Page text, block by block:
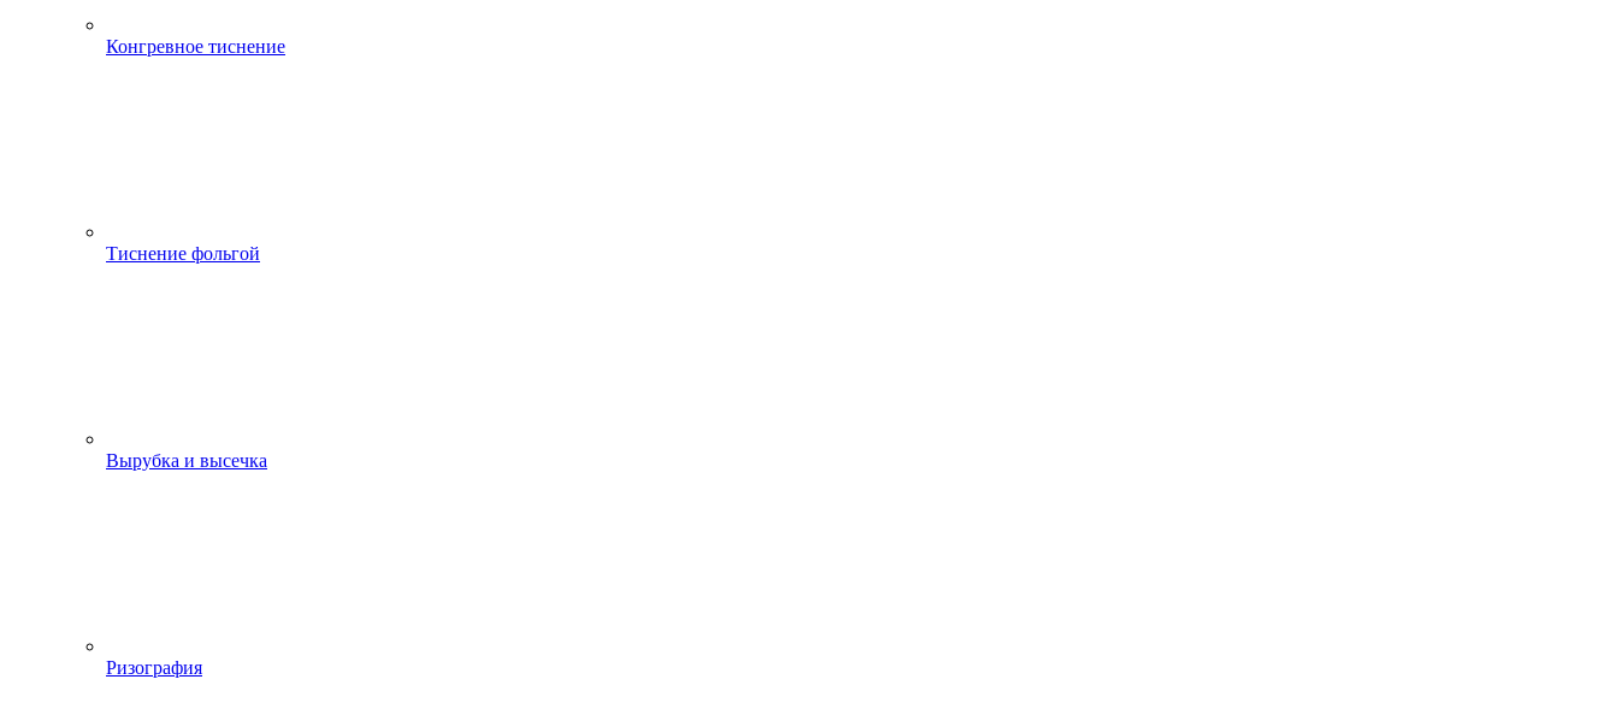
Конгревное тиснение
Тиснение фольгой
Вырубка и высечка
Ризография